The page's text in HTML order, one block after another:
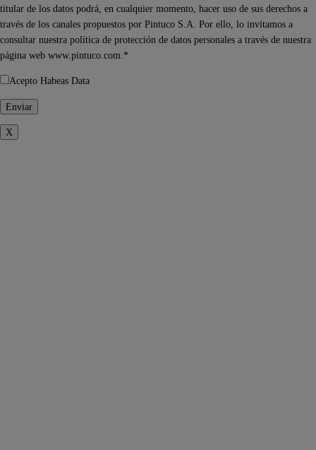
titular de los datos podrá, en cualquier momento, hacer uso de sus derechos a
través de los canales propuestos por Pintuco S.A. Por ello, lo invitamos a
consultar nuestra política de protección de datos personales a través de nuestra
página web www.pintuco.com.*
Acepto Habeas Data
X